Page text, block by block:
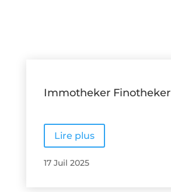
Immotheker Finotheker
Lire plus
17 Juil 2025